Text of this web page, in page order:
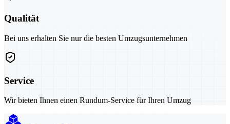
Qualität
Bei uns erhalten Sie nur die besten Umzugsunternehmen
Service
Wir bieten Ihnen einen Rundum-Service für Ihren Umzug